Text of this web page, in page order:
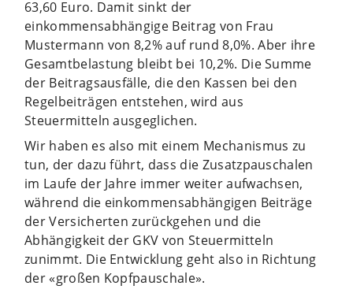
63,60 Euro. Damit sinkt der
einkommensabhängige Beitrag von Frau
Mustermann von 8,2% auf rund 8,0%. Aber ihre
Gesamtbelastung bleibt bei 10,2%. Die Summe
der Beitragsausfälle, die den Kassen bei den
Regelbeiträgen entstehen, wird aus
Steuermitteln ausgeglichen.
Wir haben es also mit einem Mechanismus zu
tun, der dazu führt, dass die Zusatzpauschalen
im Laufe der Jahre immer weiter aufwachsen,
während die einkommensabhängigen Beiträge
der Versicherten zurückgehen und die
Abhängigkeit der GKV von Steuermitteln
zunimmt. Die Entwicklung geht also in Richtung
der «großen Kopfpauschale».